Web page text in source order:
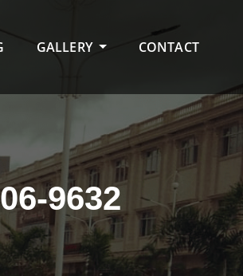
GALLERY CONTACT
9632